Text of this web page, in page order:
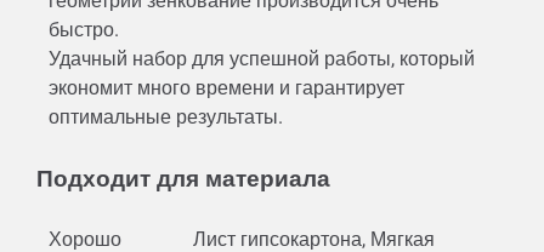
быстро.
Удачный набор для успешной работы, который
экономит много времени и гарантирует
оптимальные результаты.
Подходит для материала
Хорошо
Лист гипсокартона, Мягкая